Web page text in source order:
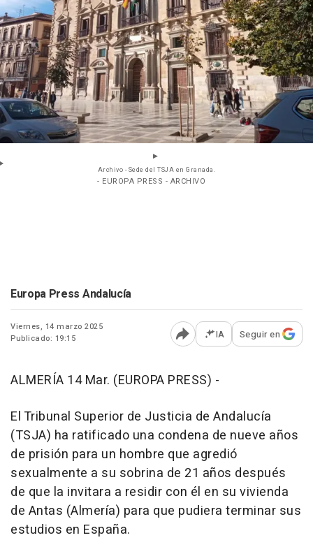
Archivo - Sede del TSJA en Granada.
- EUROPA PRESS - ARCHIVO
Europa Press Andalucía
Viernes, 14 marzo 2025
Publicado: 19:15
Abrir opciones para
IA Seguir en
ALMERÍA 14 Mar. (EUROPA PRESS) -
El Tribunal Superior de Justicia de Andalucía
(TSJA) ha ratificado una condena de nueve años
de prisión para un hombre que agredió
sexualmente a su sobrina de 21 años después
de que la invitara a residir con él en su vivienda
de Antas (Almería) para que pudiera terminar sus
estudios en España.